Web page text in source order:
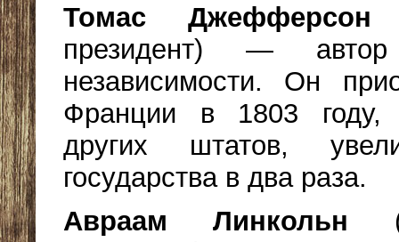
Томас Джефферсон
президент) —
независимости. Он
Франции в 1803 году,
других штатов,
государства в два раза.
Авраам Линкольн